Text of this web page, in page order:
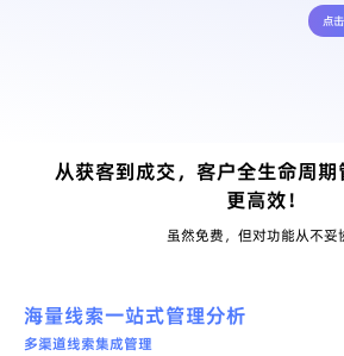
点
从获客到成交，客户全生命周
更高效！
虽然免费，但对功能从不妥
海量线索一站式管理分析
多渠道线索集成管理